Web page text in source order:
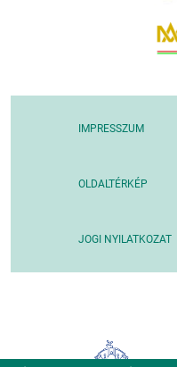
IMPRESSZUM
OLDALTÉRKÉP
JOGI NYILATKOZAT